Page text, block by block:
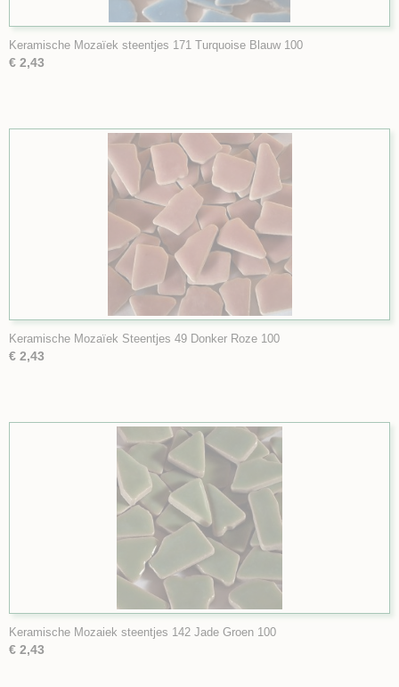
Keramische Mozaïek steentjes 171 Turquoise Blauw 100
€ 2,43
Keramische Mozaïek Steentjes 49 Donker Roze 100
€ 2,43
Keramische Mozaiek steentjes 142 Jade Groen 100
€ 2,43